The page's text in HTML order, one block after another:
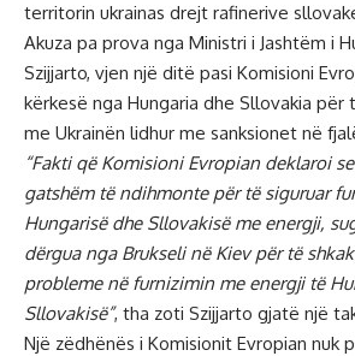
territorin ukrainas drejt rafinerive
Akuza pa prova nga Ministri i Jashtëm i
Szijjarto, vjen një ditë pasi Komisioni
kërkesë nga Hungaria dhe Sllovakia
me Ukrainën lidhur me sanksionet në
“Fakti që Komisioni Evropian deklaroi
gatshëm të ndihmonte për të siguruar
Hungarisë dhe Sllovakisë me energji,
dërgua nga Brukseli në Kiev për të
probleme në furnizimin me energji të
Sllovakisë”, tha zoti Szijjarto gjatë një
Një zëdhënës i Komisionit Evropian nuk